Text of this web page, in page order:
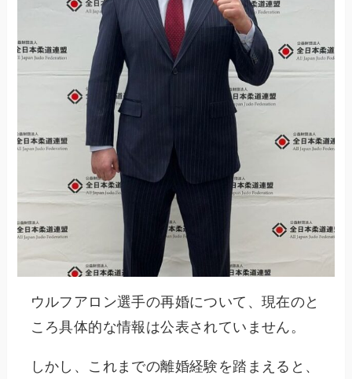
ウルフアロン選手の再婚について、現在のと
ころ具体的な情報は公表されていません。
しかし、これまでの離婚経験を踏まえると、